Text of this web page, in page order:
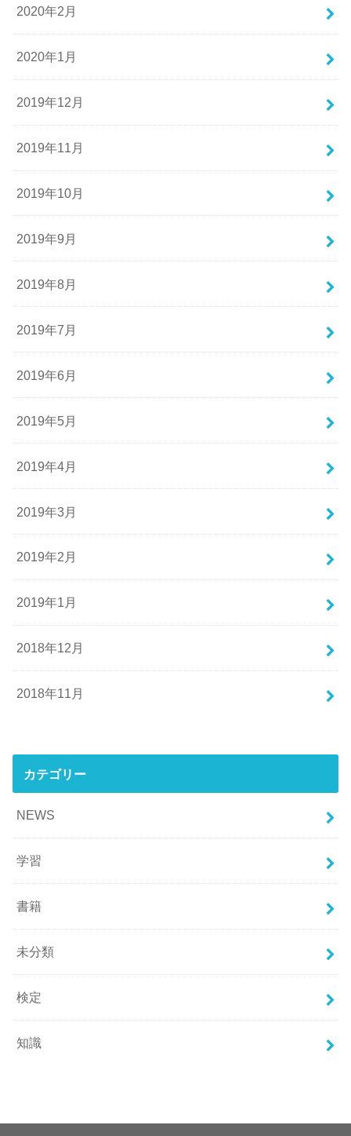
2020年2月
2020年1月
2019年12月
2019年11月
2019年10月
2019年9月
2019年8月
2019年7月
2019年6月
2019年5月
2019年4月
2019年3月
2019年2月
2019年1月
2018年12月
2018年11月
カテゴリー
NEWS
学習
書籍
未分類
検定
知識